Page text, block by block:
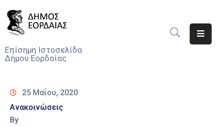
Επίσημη Ιστοσελίδα
Δήμου Εορδαίας
Νέα
Υπηρεσίες
25 Μαΐου, 2020
Ανακοινώσεις
By